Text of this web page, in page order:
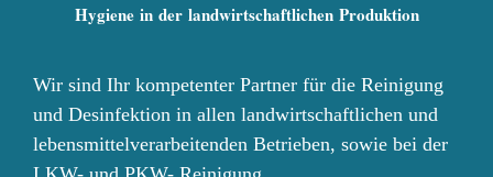
Hygiene in der landwirtschaftlichen Produktion
Wir sind Ihr kompetenter Partner für die Reinigung
und Desinfektion in allen landwirtschaftlichen und
lebensmittelverarbeitenden Betrieben, sowie bei der